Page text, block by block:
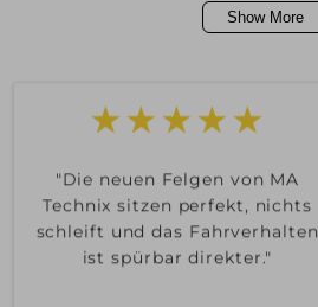
Show More
★★★★★
"Die neuen Felgen von MA
Technix sitzen perfekt, nichts
schleift und das Fahrverhalten
ist spürbar direkter."